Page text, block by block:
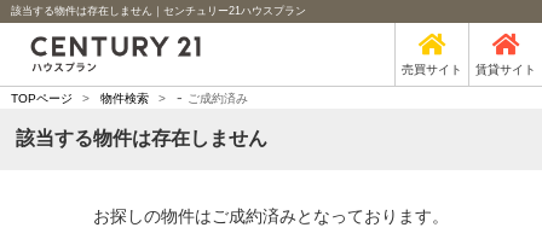
該当する物件は存在しません｜センチュリー21ハウスプラン
売買サイト 賃貸サイト
TOPページ > 物件検索 > - ご成約済み
該当する物件は存在しません
お探しの物件はご成約済みとなっております。